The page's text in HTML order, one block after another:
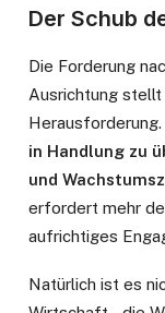
Der Schub
Die Forderung
Ausrichtung
Herausforderung.
in Handlung zu
und
erfordert mehr
aufrichtiges
Natürlich ist es